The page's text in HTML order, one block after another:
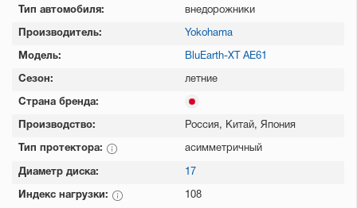
Тип автомобиля: внедорожники
Производитель: Yokohama
Модель: BluEarth-XT AE61
Сезон: летние
Страна бренда:
Производство: Россия, Китай, Япония
Тип протектора: асимметричный
Диаметр диска: 17
Индекс нагрузки: 108